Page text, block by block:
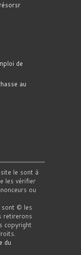
de
au
le sont à
les vérifier
ou
sont © les
retirerons
copyright
du